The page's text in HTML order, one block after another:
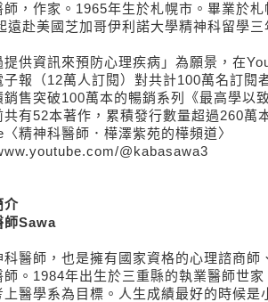
師，作家。1965年生於札幌市。畢業於
遠赴美國芝加哥伊利諾大學精神科留學
提供資訊來預防心理疾病」為願景，在
子報（12萬人訂閱）對共計100萬名訂閱
銷售突破100萬本的暢銷系列《最高學以
共有52本著作，累積發行數量超過260萬
精神科醫師．樺澤紫苑的樺頻道〉
@kabasawa3
介
師Sawa
科醫師，也是擁有國家資格的心理諮商師
師。1984年出生於三重縣的執業醫師世
上醫學系為目標。人生成績最好的時候是